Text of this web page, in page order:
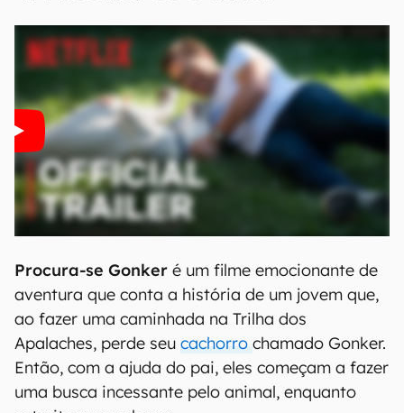
00:00/04:07
4. Procura-se Gonker